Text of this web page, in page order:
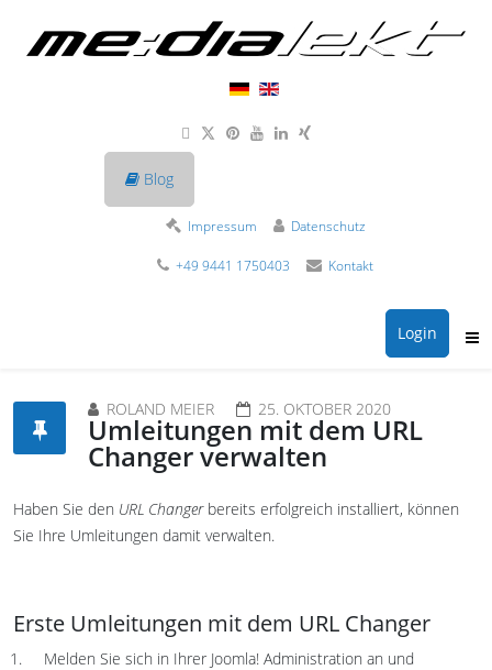
Blog
Impressum Datenschutz
+49 9441 1750403 Kontakt
Login
ROLAND MEIER 25. OKTOBER 2020
Umleitungen mit dem URL
Changer verwalten
Haben Sie den URL Changerbereits erfolgreich installiert, können
Sie Ihre Umleitungen damit verwalten.
Erste Umleitungen mit dem URL Changer
Melden Sie sich in Ihrer Joomla! Administration an und